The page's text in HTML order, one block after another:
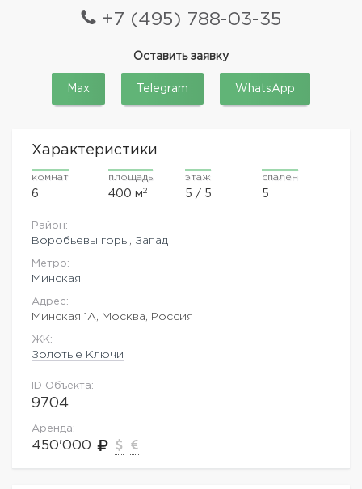
+7 (495) 788-03-35
Оставить заявку
Max Telegram WhatsApp
Характеристики
комнат
6
площадь
400 м2
этаж
5 / 5
спален
5
Район:
Воробьевы горы Запад
Метро:
Минская
Адрес:
Минская 1А, Москва, Россия
ЖK:
Золотые Ключи
ID Объекта:
9704
Аренда:
450'000